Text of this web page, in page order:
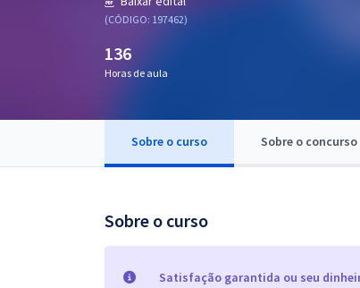
Conteúdo gratuito
(CÓDIGO: 197462)
136
Horas de aula
Sobre o curso Sobre o concurso
Sobre o curso
Satisfação garantida ou seu